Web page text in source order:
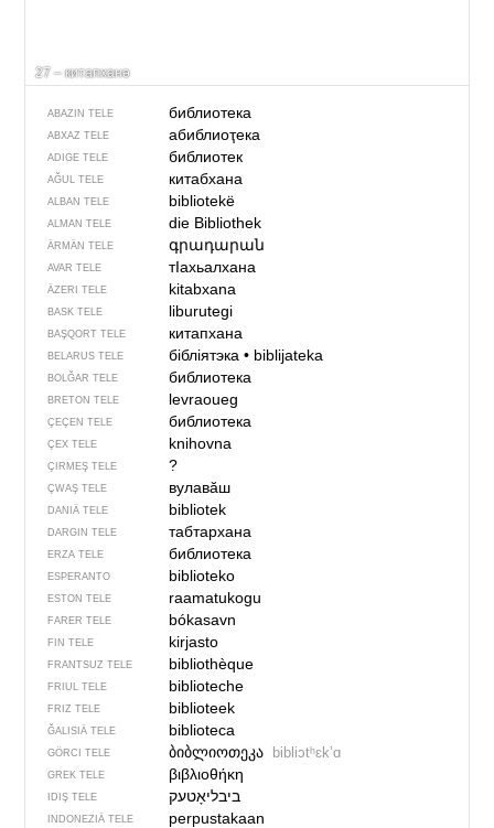
27 – китапханә
ABAZIN TELE библиотека
ABXAZ TELE абиблиоҭека
ADIGE TELE библиотек
AĞUL TELE китабхана
ALBAN TELE bibliotekë
ALMAN TELE die Bibliothek
ÄRMÄN TELE գրադարան
AVAR TELE тIахьалхана
ÄZERI TELE kitabxana
BASK TELE liburutegi
BAŞQORT TELE китапхана
BELARUS TELE бібліятэка• biblijateka
BOLĞAR TELE библиотека
BRETON TELE levraoueg
ÇEÇEN TELE библиотека
ÇEX TELE knihovna
ÇIRMEŞ TELE ?
ÇWAŞ TELE вулавӑш
DANIÄ TELE bibliotek
DARGIN TELE табтархана
ERZA TELE библиотека
ESPERANTO biblioteko
ESTON TELE raamatukogu
FARER TELE bókasavn
FIN TELE kirjasto
FRANTSUZ TELE bibliothèque
FRIUL TELE biblioteche
FRIZ TELE biblioteek
ĞALISIÄ TELE biblioteca
GÖRCI TELE ბიბლიოთეკა bibliɔtʰɛkʼɑ
GREK TELE βιβλιοθήκη
IDIŞ TELE
INDONEZIÄ TELE perpustakaan